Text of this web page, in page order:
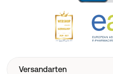
Versandarten